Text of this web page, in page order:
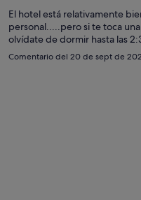
El hotel está relativamente
personal.....pero si te toca
olvídate de dormir hasta las
ruido, fiesta en los bares
Comentario del 20 de sept de